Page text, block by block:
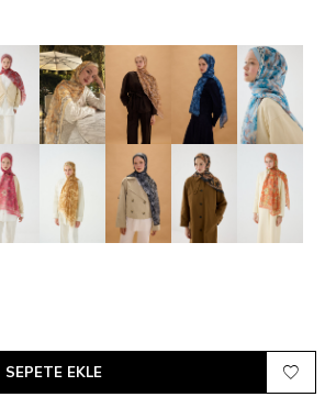
SEPETE EKLE